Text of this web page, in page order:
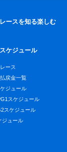
ースを知る楽しむ
ケジュール
ース
戻金一覧
ジュール
スケジュール
スケジュール
ジュール